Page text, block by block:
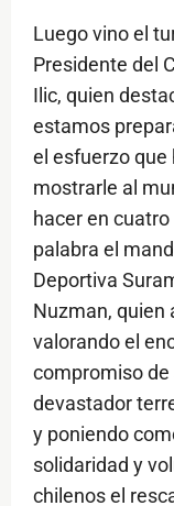
Luego vino el
Presidente del
Ilic, quien
estamos
el esfuerzo
mostrarle al
hacer en
palabra el
Deportiva
Nuzman, quien
valorando el
compromiso de
devastador
y poniendo
solidaridad y
chilenos el